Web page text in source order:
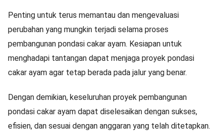
Penting untuk terus memantau dan mengevaluasi
perubahan yang mungkin terjadi selama proses
pembangunan pondasi cakar ayam. Kesiapan untuk
menghadapi tantangan dapat menjaga proyek pondasi
cakar ayam agar tetap berada pada jalur yang benar.
Dengan demikian, keseluruhan proyek pembangunan
pondasi cakar ayam dapat diselesaikan dengan sukses,
efisien, dan sesuai dengan anggaran yang telah ditetapkan.